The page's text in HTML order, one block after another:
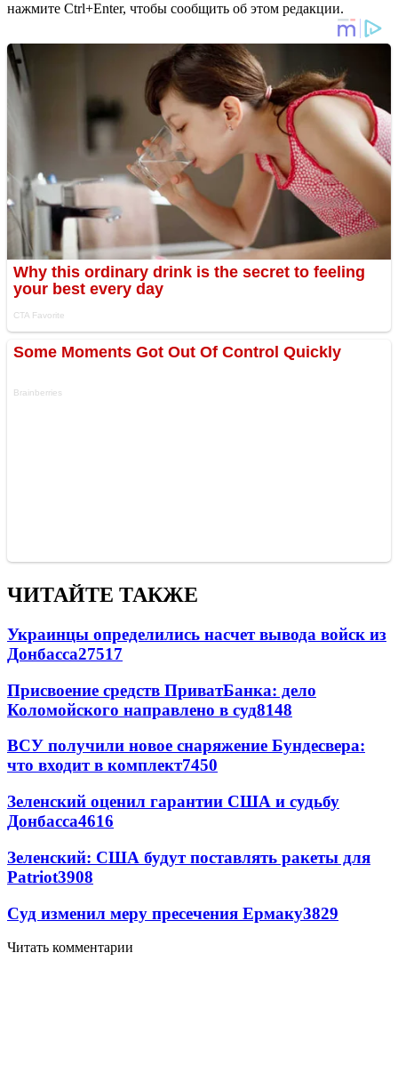
нажмите Ctrl+Enter, чтобы сообщить об этом редакции.
ЧИТАЙТЕ ТАКЖЕ
Украинцы определились насчет вывода войск из
Донбасса27517
Присвоение средств ПриватБанка: дело
Коломойского направлено в суд8148
ВСУ получили новое снаряжение Бундесвера:
что входит в комплект7450
Зеленский оценил гарантии США и судьбу
Донбасса4616
Зеленский: США будут поставлять ракеты для
Patriot3908
Суд изменил меру пресечения Ермаку3829
Читать комментарии